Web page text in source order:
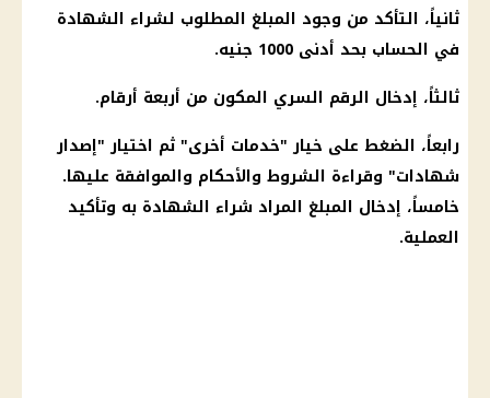
ثانياً، التأكد من وجود المبلغ المطلوب لشراء الشهادة
في الحساب بحد أدنى 1000 جنيه.
ثالثاً، إدخال الرقم السري المكون من أربعة أرقام.
رابعاً، الضغط على خيار "خدمات أخرى" ثم اختيار "إصدار
شهادات" وقراءة الشروط والأحكام والموافقة عليها.
خامساً، إدخال المبلغ المراد شراء الشهادة به وتأكيد
العملية.